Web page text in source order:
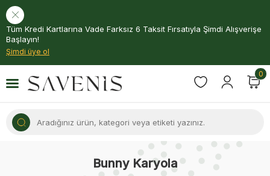
Tüm Kredi Kartlarına Vade Farksız 6 Taksit Fırsatıyla Şimdi Alışverişe
Başlayın!
Şimdi üye ol
0
Bunny Karyola